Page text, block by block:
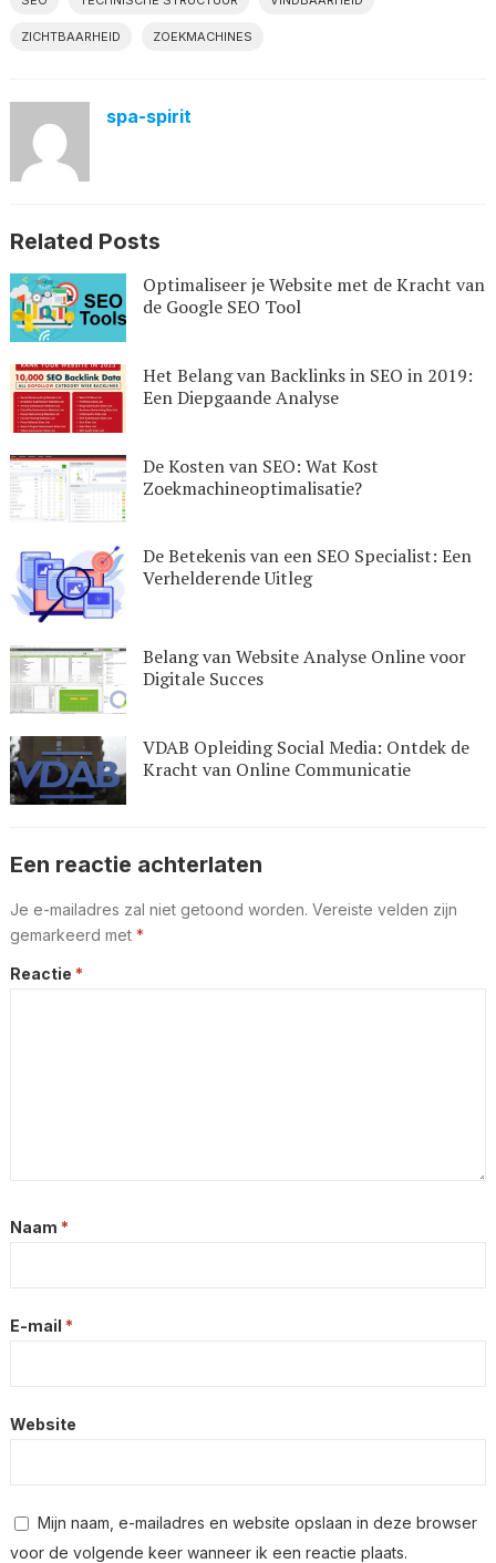
ZICHTBAARHEID ZOEKMACHINES
spa-spirit
Related Posts
Optimaliseer je Website met de Kracht van
de Google SEO Tool
Het Belang van Backlinks in SEO in 2019:
Een Diepgaande Analyse
De Kosten van SEO: Wat Kost
Zoekmachineoptimalisatie?
De Betekenis van een SEO Specialist: Een
Verhelderende Uitleg
Belang van Website Analyse Online voor
Digitale Succes
VDAB Opleiding Social Media: Ontdek de
Kracht van Online Communicatie
Een reactie achterlaten
Je e-mailadres zal niet getoond worden. Vereiste velden zijn
gemarkeerd met *
Reactie *
Naam *
E-mail *
Website
Mijn naam, e-mailadres en website opslaan in deze browser
voor de volgende keer wanneer ik een reactie plaats.